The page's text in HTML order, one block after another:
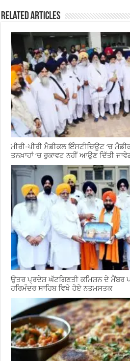
Related Articles
ਮੀਰੀ-ਪੀਰੀ ਮੈਡੀਕਲ ਇੰਸਟੀਚਿਊਟ ‘ਚ
ਤਨਖ਼ਾਹਾਂ ‘ਚ ਰੁਕਾਵਟ ਨਹੀਂ ਆਉਣ ਦਿੱਤੀ
ਉਤਰ ਪ੍ਰਦੇਸ਼ ਘੱਟਗਿਣਤੀ ਕਮਿਸ਼ਨ ਦੇ ਮੈਂਬਰ
ਹਰਿਮੰਦਰ ਸਾਹਿਬ ਵਿਖੇ ਹੋਏ ਨਤਮਸਤਕ